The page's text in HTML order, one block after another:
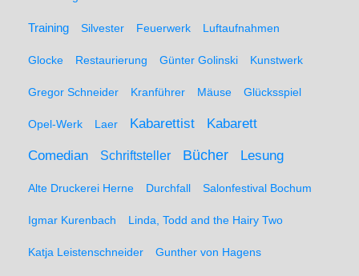
Training Silvester Feuerwerk Luftaufnahmen
Glocke Restaurierung Günter Golinski Kunstwerk
Gregor Schneider Kranführer Mäuse Glücksspiel
Opel-Werk Laer Kabarettist
Kabarett
Comedian
Schriftsteller Bücher Lesung
Alte Druckerei Herne Durchfall Salonfestival Bochum
Igmar Kurenbach Linda, Todd and the Hairy Two
Katja Leistenschneider Gunther von Hagens